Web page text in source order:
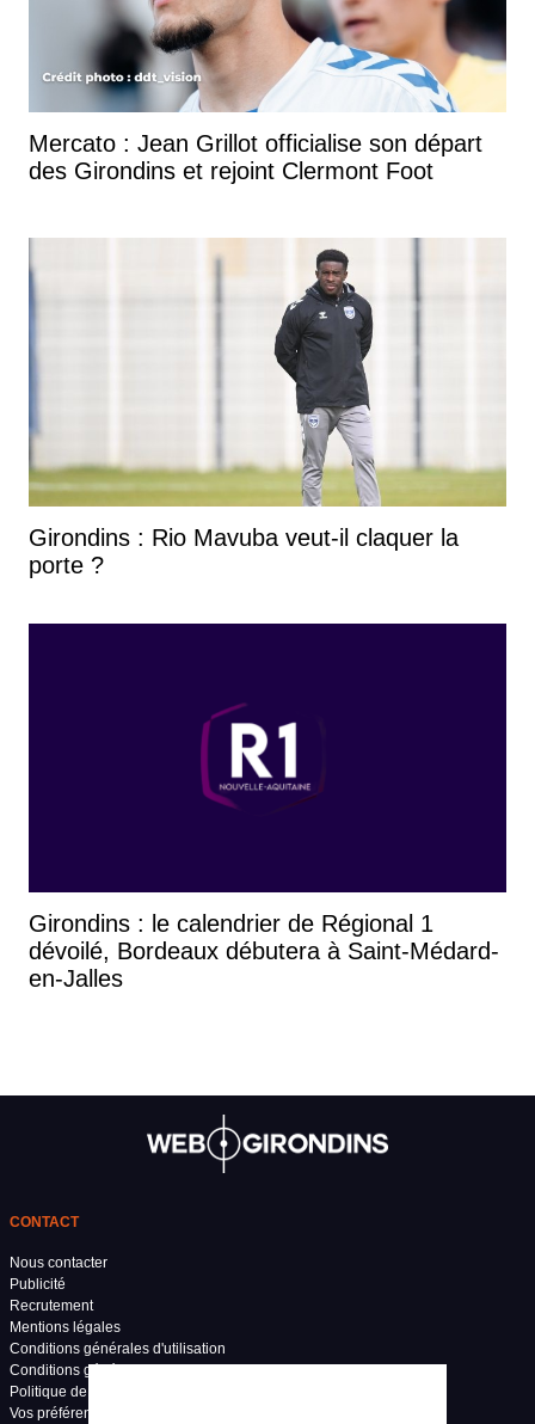
Mercato : Jean Grillot officialise son départ
des Girondins et rejoint Clermont Foot
Girondins : Rio Mavuba veut-il claquer la
porte ?
Girondins : le calendrier de Régional 1
dévoilé, Bordeaux débutera à Saint-Médard-
en-Jalles
CONTACT
Nous contacter
Publicité
Recrutement
Mentions légales
Conditions générales d'utilisation
Conditions générales de vente
Politique de confidentialité
Vos préférences de confidentialité